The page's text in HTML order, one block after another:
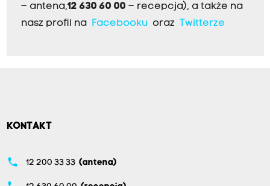
– antena,12 630 60 00 – recepcja), a także na
nasz profil na
Facebookuoraz Twitterze
KONTAKT
phone 12 200 33 33 (antena)